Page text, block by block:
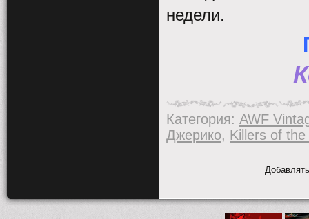
недели.
Категория: AWF
Джерико, Killers of the